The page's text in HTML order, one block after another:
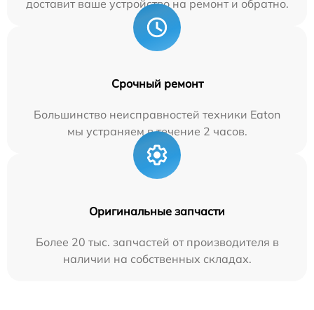
доставит ваше устройство на ремонт и обратно.
Срочный ремонт
Большинство неисправностей техники Eaton
мы устраняем в течение 2 часов.
Оригинальные запчасти
Более 20 тыс. запчастей от производителя в
наличии на собственных складах.